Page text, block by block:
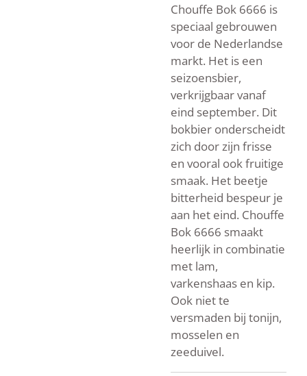
Chouffe Bok 6666 is
speciaal gebrouwen
voor de Nederlandse
markt. Het is een
seizoensbier,
verkrijgbaar vanaf
eind september. Dit
bokbier onderscheidt
zich door zijn frisse
en vooral ook fruitige
smaak. Het beetje
bitterheid bespeur je
aan het eind. Chouffe
Bok 6666 smaakt
heerlijk in combinatie
met lam,
varkenshaas en kip.
Ook niet te
versmaden bij tonijn,
mosselen en
zeeduivel.